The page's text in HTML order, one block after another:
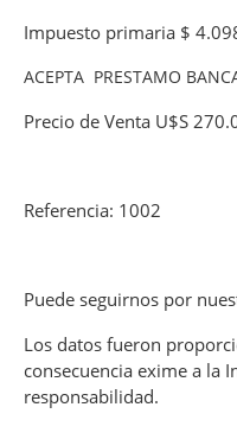
Impuesto primaria $
ACEPTA PRESTAMO
Precio de Venta U$S
Referencia: 1002
Puede seguirnos por
Los datos fueron
consecuencia exime a la
responsabilidad.